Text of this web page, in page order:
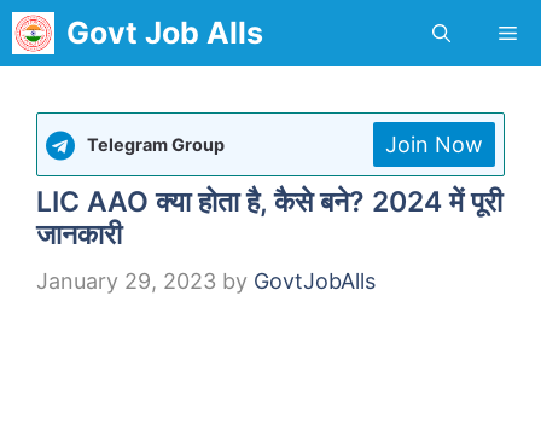
Skip
to
Govt Job Alls
Telegram Group Join Now
LIC AAO क्या होता है, कैसे बने? 2024 में पूरी
जानकारी
January 29, 2023 by GovtJobAlls